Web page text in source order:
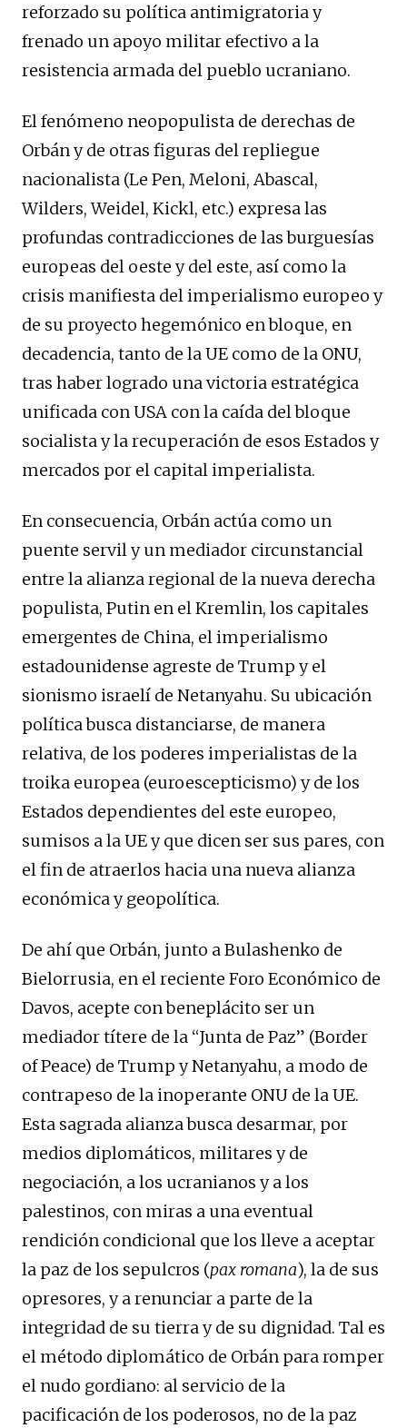
reforzado su política antimigratoria y
frenado un apoyo militar efectivo a la
resistencia armada del pueblo ucraniano.
El fenómeno neopopulista de derechas de
Orbán y de otras figuras del repliegue
nacionalista (Le Pen, Meloni, Abascal,
Wilders, Weidel, Kickl, etc.) expresa las
profundas contradicciones de las burguesías
europeas del oeste y del este, así como la
crisis manifiesta del imperialismo europeo y
de su proyecto hegemónico en bloque, en
decadencia, tanto de la UE como de la ONU,
tras haber logrado una victoria estratégica
unificada con USA con la caída del bloque
socialista y la recuperación de esos Estados y
mercados por el capital imperialista.
En consecuencia, Orbán actúa como un
puente servil y un mediador circunstancial
entre la alianza regional de la nueva derecha
populista, Putin en el Kremlin, los capitales
emergentes de China, el imperialismo
estadounidense agreste de Trump y el
sionismo israelí de Netanyahu. Su ubicación
política busca distanciarse, de manera
relativa, de los poderes imperialistas de la
troika europea (euroescepticismo) y de los
Estados dependientes del este europeo,
sumisos a la UE y que dicen ser sus pares, con
el fin de atraerlos hacia una nueva alianza
económica y geopolítica.
De ahí que Orbán, junto a Bulashenko de
Bielorrusia, en el reciente Foro Económico de
Davos, acepte con beneplácito ser un
mediador títere de la “Junta de Paz” (Border
of Peace) de Trump y Netanyahu, a modo de
contrapeso de la inoperante ONU de la UE.
Esta sagrada alianza busca desarmar, por
medios diplomáticos, militares y de
negociación, a los ucranianos y a los
palestinos, con miras a una eventual
rendición condicional que los lleve a aceptar
la paz de los sepulcros (pax romana), la de sus
opresores, y a renunciar a parte de la
integridad de su tierra y de su dignidad. Tal es
el método diplomático de Orbán para romper
el nudo gordiano: al servicio de la
pacificación de los poderosos, no de la paz